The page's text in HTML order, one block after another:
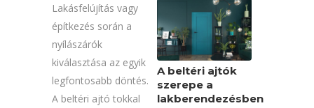
Lakásfelújítás vagy
építkezés során a
nyílászárók
kiválasztása az egyik
legfontosabb döntés.
A beltéri ajtó tokkal
A beltéri ajtók
szerepe a
lakberendezésben